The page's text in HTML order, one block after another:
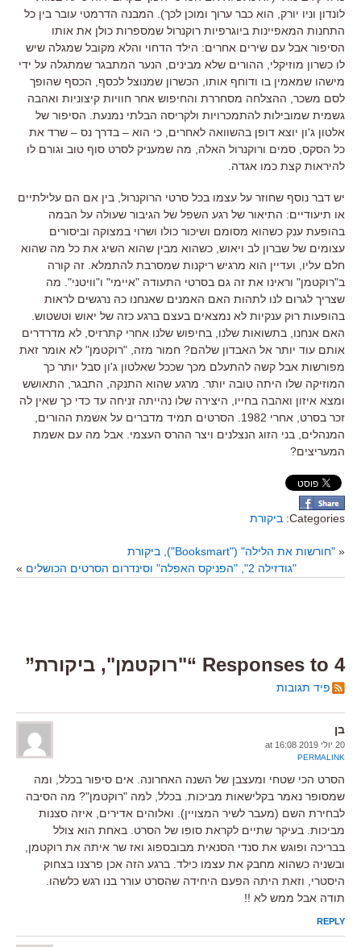
לונדון וניו יורק הוא כבר ערוך ומוכן לכך). המבנה הדרמטי עובר בין כל
התחנות המאפיינות ביוגרפיות רוקנרול שמספרות כולן את אותו
הסיפור אבל עם שירים אחרים: הילד הדחוי והלא מקובל שמגלה שיש
לו כשרון מוזיקלי
ההורים שלא מבינים
הנער המתבגר שמתגלה על ידי
מישהו שמאמין בו ודוחף אותו
הכשרון שמנוצל לכסף
הכסף שהופך
לסם משכר ההצלחה מסחררת והחיפוש אחר חוויות קיצוניות ואהבה
גשמית שמובילות להתמכרויות ולקריסה הבלתי נמנעת הסיפור של
אלטון ג'ון יוצא דופן בהשוואה לאחרים כי הוא – בדרך נס – שרד את
כל הסקס סמים ורוקנרול האלה
מה שמעניק לסרט סוף טוב וגורם לו
להיראות קצת כמו אגדה
יש דבר נוסף שחוזר על עצמו בכל סרטי הרוקנרול בין אם הם עלילתיים
או תיעודיים: התיאור של רגע השפל של הגיבור שעולה על הבמה
בהופעת ענק כשהוא מסומם ושיכור כולו ושרוי במצוקה וביסורים
עצומים של שברון לב ויאוש כשהוא מבין שהוא השיג את כל מה שהוא
חלם עליו
ועדיין הוא מרגיש ריקנות שמסרבת להתמלא זה קורה
ב"רוקטמן" וראינו את זה גם בסרטי התעודה "איימי" ו"וויטני". מה
שצריך לגרום לנו לתהות האם האמנים שאנחנו כה נרגשים לראות
בהופעות רוק ענקיות לא נמצאים בעצם ברגע כזה של יאוש וטשטוש
האם אנחנו בתשואות שלנו בחיפוש שלנו אחרי קתרזיס לא מדרדרים
אותם עוד יותר אל האבדון שלהם? חמור מזה , "רוקטמן" לא אומר זאת
מפורשות אבל קשה להתעלם מכך שככל שאלטון ג'ון סבל יותר כך
המוזיקה שלו היתה טובה יותר מרגע שהוא התנקה התבגר התאושש
ומצא איזון ואהבה בחייו
היצירה שלו נהייתה זניחה עד כדי כך שאין לה
זכר בסרט
אחרי 1982 הסרטים תמיד מדברים על אשמת ההורים
המנהלים בני הזוג הנצלנים ויצר ההרס העצמי
אבל מה עם אשמת
המעריצים?
Categories: ביקורת
« "חורשות את הלילה" ("Booksmart"), ביקורת
"גודזילה 2", "הפניקס האפלה" וסינדרום הסרטים הכושלים
»
4 Responses to “"רוקטמן", ביקורת”
פיד תגובות
בן
20 יולי 2019 at 16:08
PERMALINK
הסרט הכי שטחי ומעצבן של השנה האחרונה. אים סיפור בכלל, ומה
שמסופר נאמר בקלישאות מביכות. בכלל, למה "רוקטמן"? מה הסיבה
לבחירת השם (מעבר לשיר המצויין). ואלוהים אדירים, איזה סצנות
מביכות. בעיקר שתיים לקראת סופו של הסרט. באחת הוא צולל
בבריכה ופוגש את סנדי הסנאית מבובספוג ואז שר איתה את רוקטמן,
ובשניה כשהוא מחבק את עצמו כילד. ברגע הזה אכן פרצנו בצחוק
היסטרי, וזאת היתה הפעם היחידה שהסרט עורר בנו רגש כלשהו.
תודה אבל ממש לא !!
REPLY